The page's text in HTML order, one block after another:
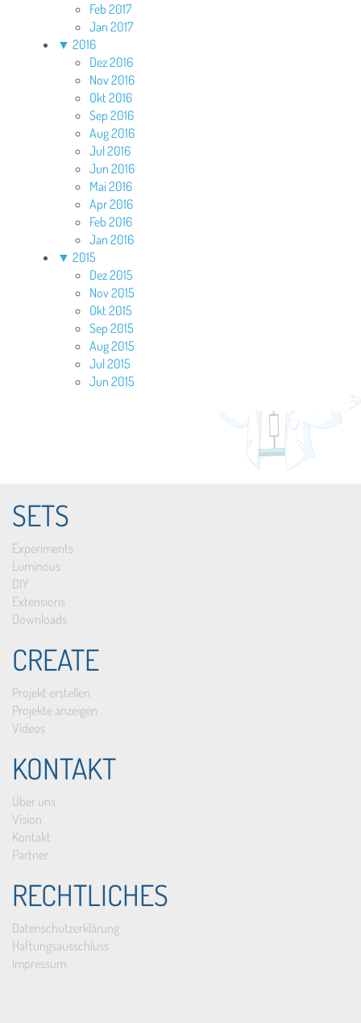
Feb 2017
Jan 2017
▼ 2016
Dez 2016
Nov 2016
Okt 2016
Sep 2016
Aug 2016
Jul 2016
Jun 2016
Mai 2016
Apr 2016
Feb 2016
Jan 2016
▼ 2015
Dez 2015
Nov 2015
Okt 2015
Sep 2015
Aug 2015
Jul 2015
Jun 2015
SETS
Experiments
Luminous
DIY
Extensions
Downloads
CREATE
Projekt erstellen
Projekte anzeigen
Videos
KONTAKT
Über uns
Vision
Kontakt
Partner
RECHTLICHES
Datenschutzerklärung
Haftungsausschluss
Impressum